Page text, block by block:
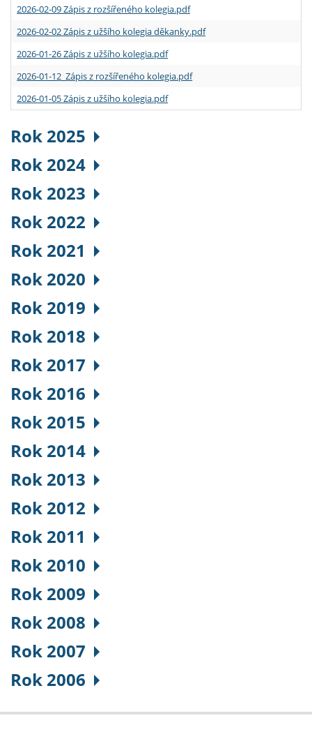
2026-02-09 Zápis z rozšířeného kolegia.pdf
2026-02-02 Zápis z užšího kolegia děkanky.pdf
2026-01-26 Zápis z užšího kolegia.pdf
2026-01-12 Zápis z rozšířeného kolegia.pdf
2026-01-05 Zápis z užšího kolegia.pdf
Rok 2025
Rok 2024
Rok 2023
Rok 2022
Rok 2021
Rok 2020
Rok 2019
Rok 2018
Rok 2017
Rok 2016
Rok 2015
Rok 2014
Rok 2013
Rok 2012
Rok 2011
Rok 2010
Rok 2009
Rok 2008
Rok 2007
Rok 2006